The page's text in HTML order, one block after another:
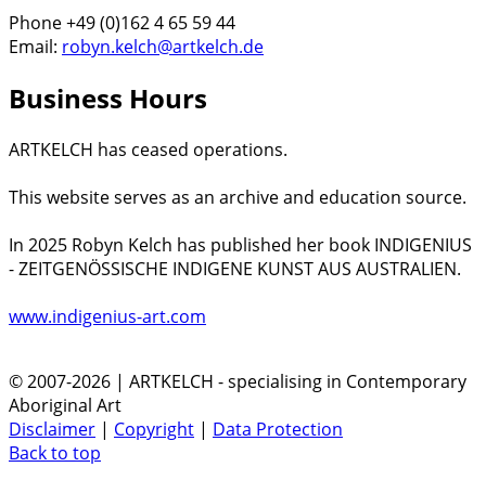
Phone +49 (0)162 4 65 59 44
Email: robyn.kelch@artkelch.de
Business Hours
ARTKELCH has ceased operations.
This website serves as an archive and education source.
In 2025 Robyn Kelch has published her book INDIGENIUS
- ZEITGENÖSSISCHE INDIGENE KUNST AUS AUSTRALIEN.
www.indigenius-art.com
© 2007-2026 | ARTKELCH - specialising in Contemporary
Aboriginal Art
Disclaimer | Copyright | Data Protection
Back to top